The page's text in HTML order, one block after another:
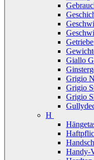
Getriebe
Giallo
Grigio
Grigio
Grigio
H
Handy-